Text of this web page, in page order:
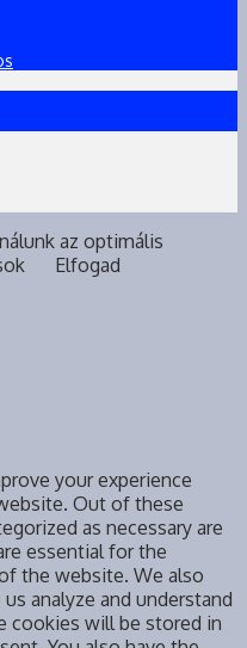
az optimális
Elfogad
your experience
Out of these
as necessary are
essential for the
the website. We also
analyze and understand
cookies will be stored in